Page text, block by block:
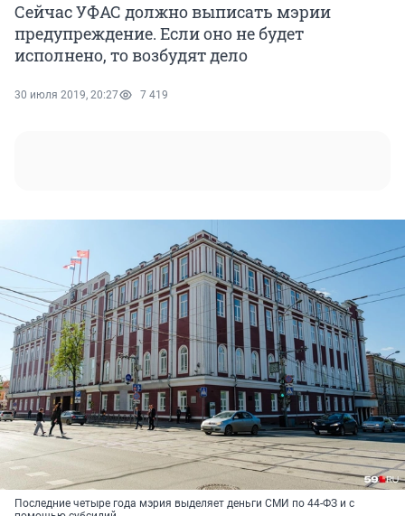
Сейчас УФАС должно выписать мэрии
предупреждение. Если оно не будет
исполнено, то возбудят дело
30 июля 2019, 20:27 7 419
Последние четыре года мэрия выделяет деньги СМИ по 44-ФЗ и с